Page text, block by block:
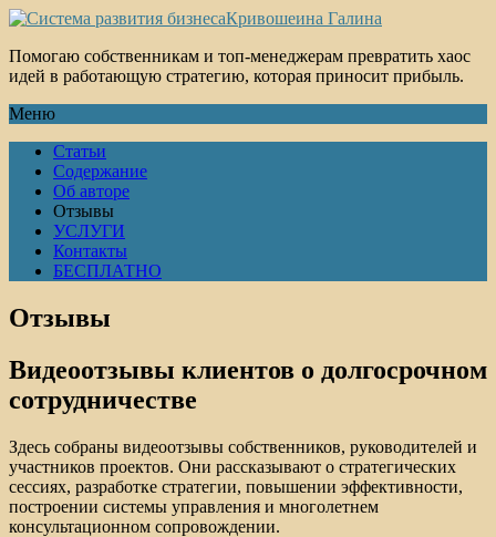
Кривошеина Галина
Помогаю собственникам и топ-менеджерам превратить хаос
идей в работающую стратегию, которая приносит прибыль.
Меню
Статьи
Содержание
Об авторе
Отзывы
УСЛУГИ
Контакты
БЕСПЛАТНО
Отзывы
Видеоотзывы клиентов о долгосрочном
сотрудничестве
Здесь собраны видеоотзывы собственников, руководителей и
участников проектов. Они рассказывают о стратегических
сессиях, разработке стратегии, повышении эффективности,
построении системы управления и многолетнем
консультационном сопровождении.